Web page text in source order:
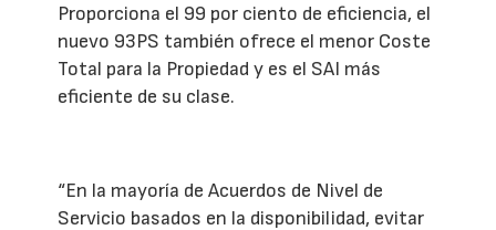
Proporciona el 99 por ciento de eficiencia, el
nuevo 93PS también ofrece el menor Coste
Total para la Propiedad y es el SAI más
eficiente de su clase.
“En la mayoría de Acuerdos de Nivel de
Servicio basados en la disponibilidad, evitar